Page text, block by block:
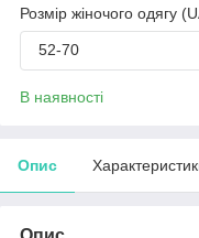
Розмір жіночого одягу
52-70
В наявності
Опис